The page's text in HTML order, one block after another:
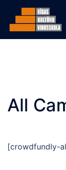
All
[crowdfundly-